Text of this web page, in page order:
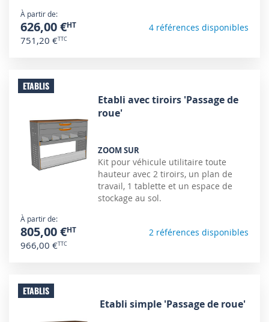
À partir de
626,00 €
751,20 €
4 références disponibles
ETABLIS
Etabli avec tiroirs 'Passage de
roue'
ZOOM SUR
Kit pour véhicule utilitaire toute
hauteur avec 2 tiroirs, un plan de
travail, 1 tablette et un espace de
stockage au sol.
À partir de
805,00 €
966,00 €
2 références disponibles
ETABLIS
Etabli simple 'Passage de roue'